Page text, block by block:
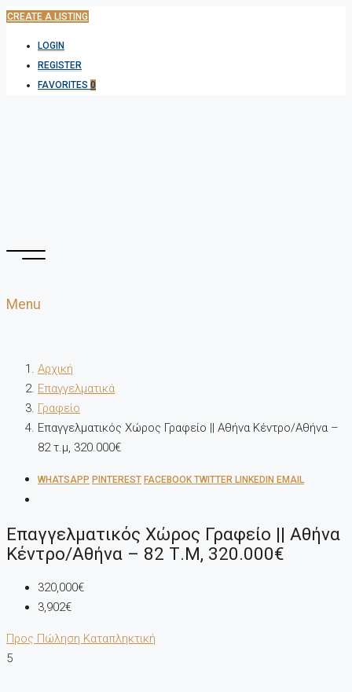
CREATE A LISTING
LOGIN
REGISTER
FAVORITES 0
Menu
Αρχική
Επαγγελματικά
Γραφείο
Επαγγελματικός Χώρος Γραφείο || Αθήνα Κέντρο/Αθήνα –
82 τ.μ, 320.000€
WHATSAPP PINTEREST FACEBOOK TWITTER LINKEDIN EMAIL
Επαγγελματικός Χώρος Γραφείο || Αθήνα
Κέντρο/Αθήνα – 82 Τ.μ, 320.000€
320,000€
3,902€
Προς Πώληση Καταπληκτική
5